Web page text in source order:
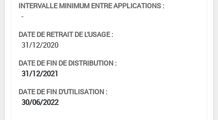
INTERVALLE MINIMUM ENTRE APPLICATIONS :
-
DATE DE RETRAIT DE L'USAGE :
31/12/2020
DATE DE FIN DE DISTRIBUTION :
31/12/2021
DATE DE FIN D'UTILISATION :
30/06/2022